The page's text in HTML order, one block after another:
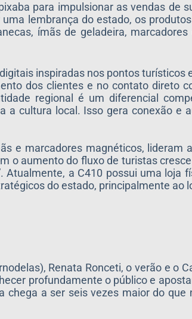
para impulsionar as vendas de
lembrança do estado, os
ímãs de geladeira,
inspiradas nos pontos turísticos
dos clientes e no contato direto
regional é um diferencial
cultura local. Isso gera conexão e
e marcadores magnéticos, lideram
o aumento do fluxo de turistas
a C410 possui uma loja
do estado, principalmente ao
Renata Ronceti, o verão e o
profundamente o público e
chega a ser seis vezes maior do